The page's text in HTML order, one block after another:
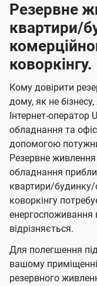
Резервне
квартири/
коворкінгу.
Кому довірити
дому, як не
Інтернет-оператор
обладнання та
допомогою
Резервне
обладнання
квартири/
коворкінгу
енергоспоживання
відрізняється.
Для полегшення
вашому
резервного